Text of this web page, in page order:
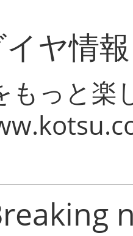
ヤ情
もっと楽